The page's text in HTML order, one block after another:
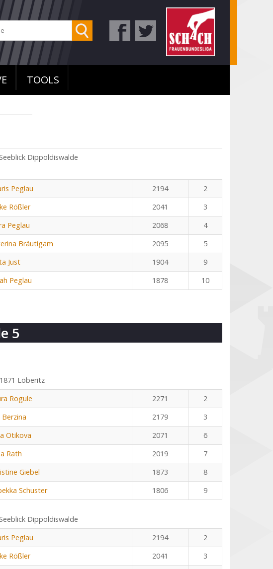
TOOLS
Dippoldiswalde
Peglau 2194
2
Rößler 2041
3
Peglau 2068
4
Bräutigam 2095
5
Just 1904
9
Peglau 1878 10
5
Löberitz
Rogule 2271
2
Berzina 2179
3
Otikova 2071
6
Rath 2019
7
Giebel 1873
8
Schuster 1806 9
Dippoldiswalde
Peglau 2194
2
Rößler 2041
3